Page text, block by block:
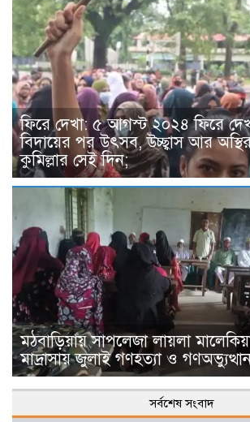
ফিরে দেখা: ৫ আগস্ট ২০২৪ ফিরে
বিদায়ের পর উৎসব, উচ্ছ্বাস আর
কুমিল্লার সেই দিন;
মঠবাড়িয়ায় সাপলেজা লায়লা
মাদ্রাসায় জুলাই গণহত্যা ও
সর্বশেষ সংবাদ